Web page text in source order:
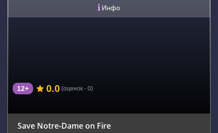
Инфо
12+ 0.0 (оценок - 0)
Save Notre-Dame on Fire